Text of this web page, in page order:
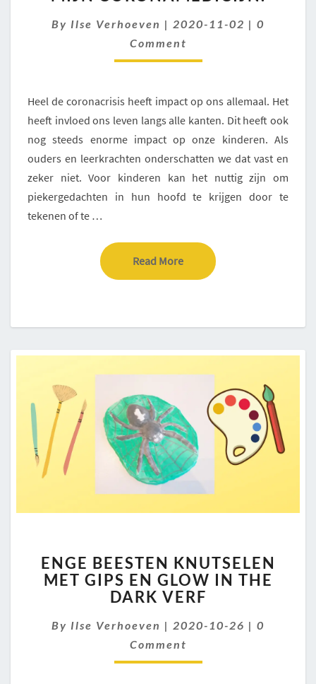
By Ilse Verhoeven | 2020-11-02 | 0
Comment
Heel de coronacrisis heeft impact op ons allemaal. Het
heeft invloed ons leven langs alle kanten. Dit heeft ook
nog steeds enorme impact op onze kinderen. Als
ouders en leerkrachten onderschatten we dat vast en
zeker niet. Voor kinderen kan het nuttig zijn om
piekergedachten in hun hoofd te krijgen door te
tekenen of te …
Read MoreRead More
BEESTEN
KNUTSELEN
MET
EN
GLOW
ENGE BEESTEN KNUTSELEN
MET GIPS EN GLOW IN THE
DARK VERF
By Ilse Verhoeven | 2020-10-26 | 0
Comment